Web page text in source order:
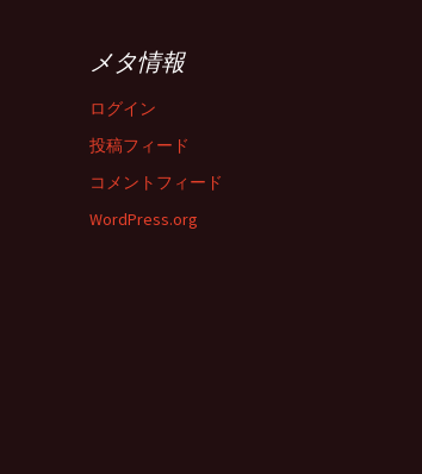
メタ情報
ログイン
投稿フィード
コメントフィード
WordPress.org